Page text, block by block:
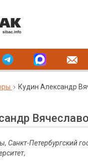
Кудин Александр
Санкт-Петербургский